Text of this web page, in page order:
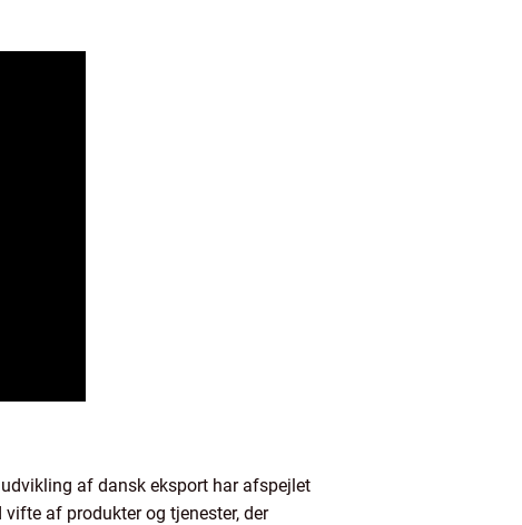
af dansk eksport har afspejlet
af produkter og tjenester, der